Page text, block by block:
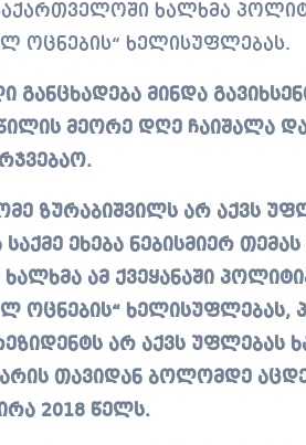
ხალხმა
ოცნების“ ხელისუფლებას.
განცხადება მინდა
მეორე დღე ჩაიშალა
ზურაბიშვილს არ აქვს
ეხება ნებისმიერ
ამ ქვეყანაში
ოცნების“ ხელისუფლებას,
არ აქვს უფლებას
არის თავიდან ბოლომდე
2018 წელს.